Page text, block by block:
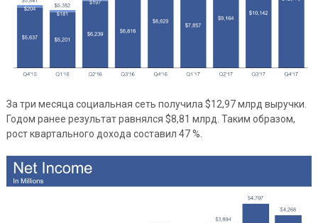
За три месяца социальная сеть получила $12,97 млрд выручки.
Годом ранее результат равнялся $8,81 млрд. Таким образом,
рост квартального дохода составил 47 %.